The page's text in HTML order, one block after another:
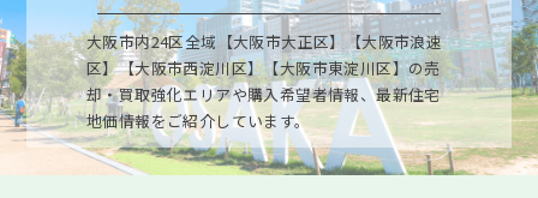
ご相談フォーム
簡易査定
大阪市内24区全域【大阪市大正区】【大阪市浪速
区】【大阪市西淀川区】【大阪市東淀川区】の売
却・買取強化エリアや購入希望者情報、最新住宅
地価情報をご紹介しています。